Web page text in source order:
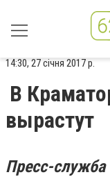
14:30, 27 січня 2017 р.
В
вырастут
Пресс-служба